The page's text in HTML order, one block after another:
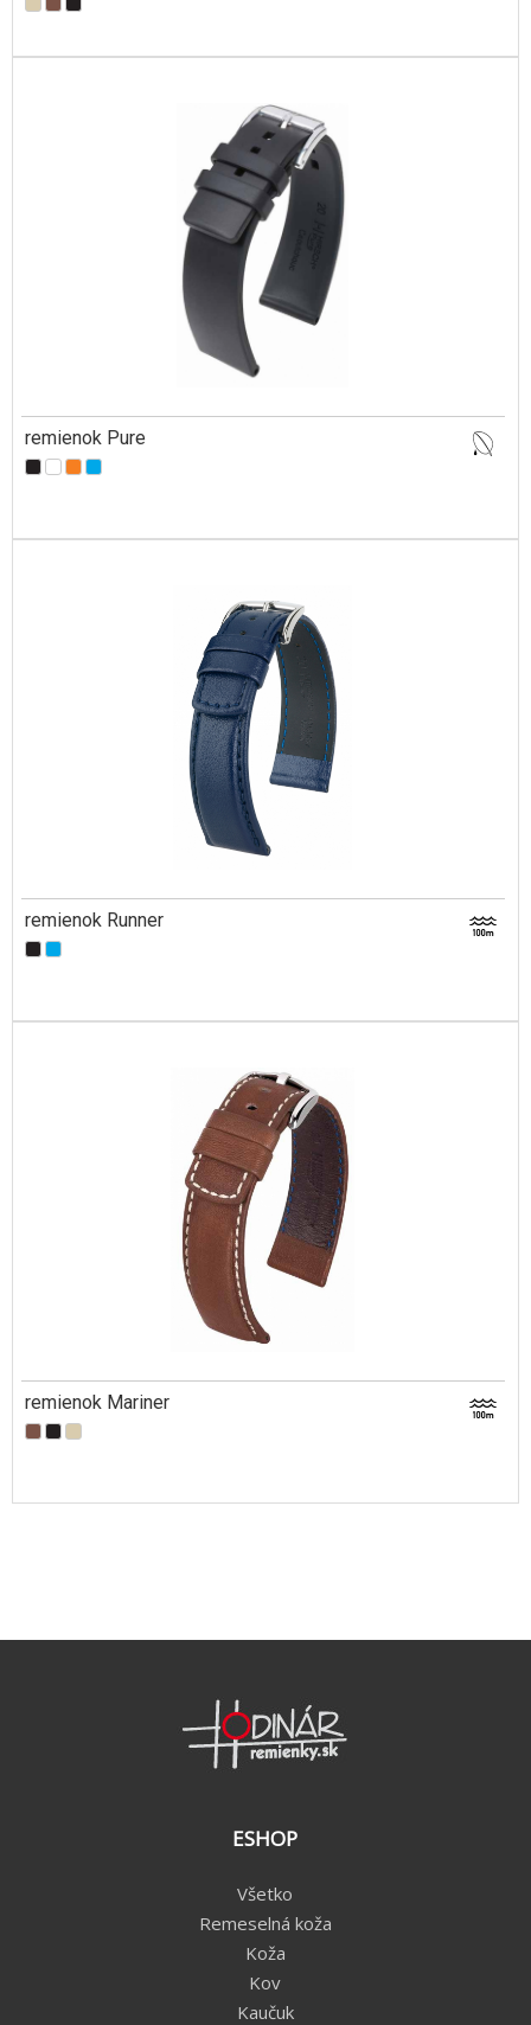
remienok Pure
remienok Runner
remienok Mariner
ESHOP
Všetko
Remeselná koža
Koža
Kov
Kaučuk